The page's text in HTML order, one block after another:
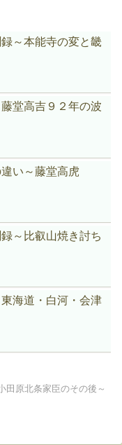
～本能寺の変と畿
堂高吉９２年の波
い～藤堂高虎
～比叡山焼き討ち
海道・白河・会津
田原北条家臣のその後～